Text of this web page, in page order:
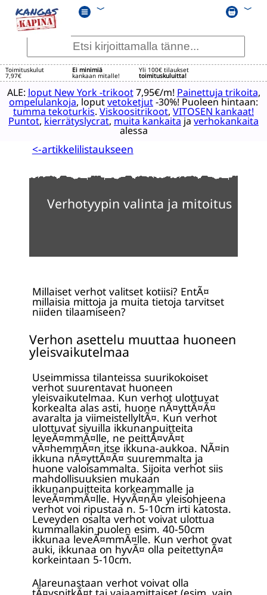
﹀ ﹀
Toimituskulut
7,97€
Ei minimiä
kankaan mitalle!
Yli 100€ tilaukset
toimituskuluitta!
ALE: loput New York -trikoot7,95€/m! Painettuja trikoita,
ompelulankoja, loputvetoketjut-30%! Puoleen hintaan:
tumma tekoturkis. Viskoositrikoot, VITOSEN kankaat!
Puntot,kierrätyslycrat,muita kankaitajaverhokankaita
alessa
<-artikkelilistaukseen
Verhotyypin valinta ja mitoitus
Millaiset verhot valitset kotiisi? EntÃ¤
millaisia mittoja ja muita tietoja tarvitset
niiden tilaamiseen?
Verhon asettelu muuttaa huoneen
yleisvaikutelmaa
Useimmissa tilanteissa suurikokoiset
verhot suurentavat huoneen
yleisvaikutelmaa. Kun verhot ulottuvat
korkealta alas asti, huone nÃ¤yttÃ¤Ã¤
avaralta ja viimeistellyltÃ¤. Kun verhot
ulottuvat sivuilla ikkunanpuitteita
leveÃ¤mmÃ¤lle, ne peittÃ¤vÃ¤t
vÃ¤hemmÃ¤n itse ikkuna-aukkoa. NÃ¤in
ikkuna nÃ¤yttÃ¤Ã¤ suuremmalta ja
huone valoisammalta. Sijoita verhot siis
mahdollisuuksien mukaan
ikkunanpuitteita korkeammalle ja
leveÃ¤mmÃ¤lle. HyvÃ¤nÃ¤ yleisohjeena
verhot voi ripustaa n. 5-10cm irti katosta.
Leveyden osalta verhot voivat ulottua
kummallakin puolen esim. 40-50cm
ikkunaa leveÃ¤mmÃ¤lle. Kun verhot ovat
auki, ikkunaa on hyvÃ¤ olla peitettynÃ¤
korkeintaan 5-10cm.
Alareunastaan verhot voivat olla